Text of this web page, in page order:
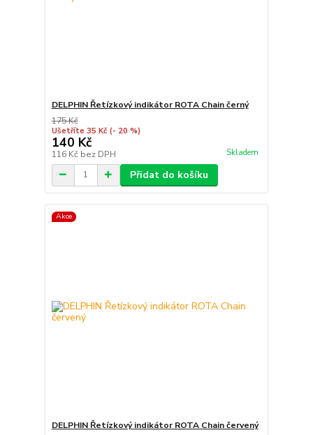
DELPHIN Řetízkový indikátor ROTA Chain černý
175 Kč
Ušetříte 35 Kč (- 20 %)
140 Kč
116 Kč bez DPH Skladem
Přidat do košíku
Akce
DELPHIN Řetízkový indikátor ROTA Chain červený